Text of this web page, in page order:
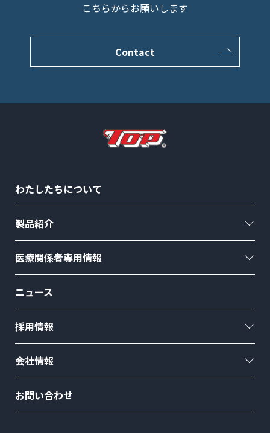
こちらからお願いします
Contact
わたしたちについて
製品紹介
医療関係者専用情報
ニュース
採用情報
会社情報
お問い合わせ